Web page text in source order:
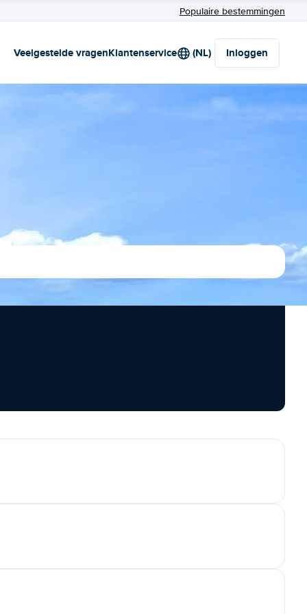
Populaire bestemmingen
Veelgestelde vragenKlantenservice (NL) Inloggen